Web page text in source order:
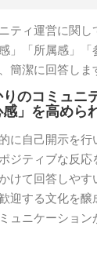
ティ運営に関
」「所属感」
簡潔に回答しま
のコミュニ
」を高めら
に自己開示を
ジティブな反応
けて回答しや
迎する文化を
ュニケーション